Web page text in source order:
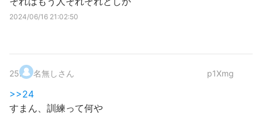
2024/06/16 21:02:50
25. 名無しさん p1Xmg
>>24
すまん、訓練って何や